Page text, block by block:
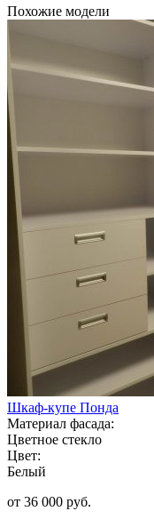
Похожие модели
Шкаф-купе Понда
Материал фасада:
Цветное стекло
Цвет:
Белый
от 36 000 руб.